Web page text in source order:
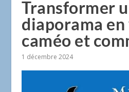
Transformer
diaporama en
caméo et
1 décembre 2024